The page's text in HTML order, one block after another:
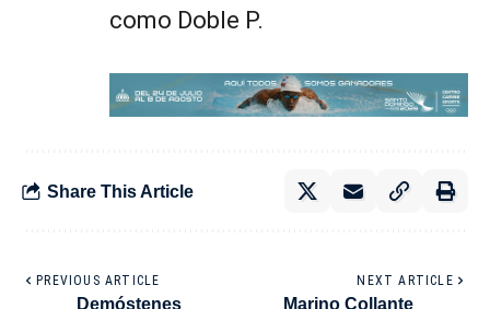
como Doble P.
Share This Article
PREVIOUS ARTICLE
Demóstenes
NEXT ARTICLE
Marino Collante